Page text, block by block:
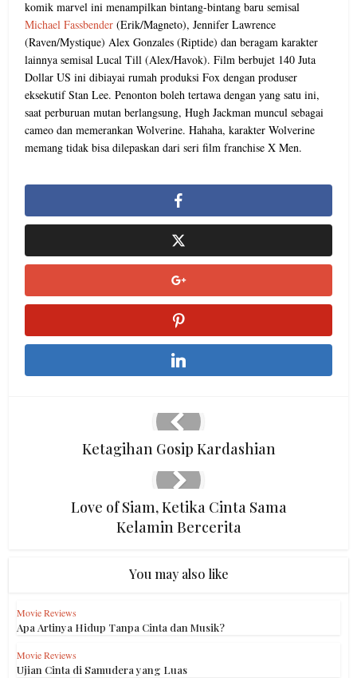
komik marvel ini menampilkan bintang-bintang baru semisal
Michael Fassbender (Erik/Magneto), Jennifer Lawrence
(Raven/Mystique) Alex Gonzales (Riptide) dan beragam karakter
lainnya semisal Lucal Till (Alex/Havok). Film berbujet 140 Juta
Dollar US ini dibiayai rumah produksi Fox dengan produser
eksekutif Stan Lee. Penonton boleh tertawa dengan yang satu ini,
saat perburuan mutan berlangsung, Hugh Jackman muncul sebagai
cameo dan memerankan Wolverine. Hahaha, karakter Wolverine
memang tidak bisa dilepaskan dari seri film franchise X Men.
Ketagihan Gosip Kardashian
Love of Siam, Ketika Cinta Sama
Kelamin Bercerita
You may also like
Movie Reviews
Apa Artinya Hidup Tanpa Cinta dan Musik?
Movie Reviews
Ujian Cinta di Samudera yang Luas